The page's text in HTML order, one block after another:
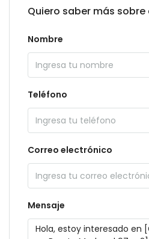
Quiero saber más
Nombre
Teléfono
Correo electrónico
Mensaje